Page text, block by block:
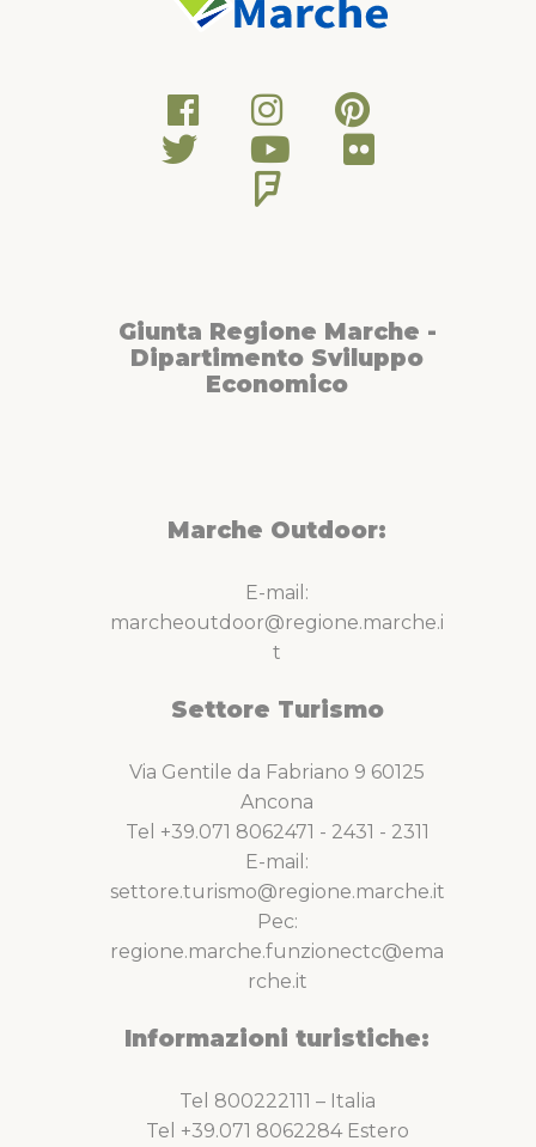
Giunta Regione Marche -
Dipartimento Sviluppo
Economico
Marche Outdoor:
E-mail:
marcheoutdoor@regione.marche.i
t
Settore Turismo
Via Gentile da Fabriano 9 60125
Ancona
Tel +39.071 8062471 - 2431 - 2311
E-mail:
settore.turismo@regione.marche.it
Pec:
regione.marche.funzionectc@ema
rche.it
Informazioni turistiche:
Tel 800222111 – Italia
Tel +39.071 8062284 Estero